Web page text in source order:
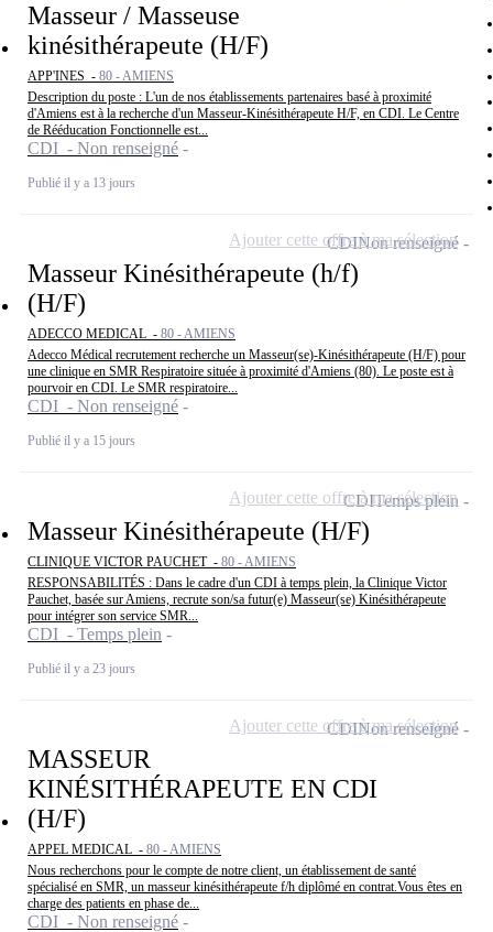
Masseur / Masseuse
kinésithérapeute (H/F)
APP'INES - 80 - AMIENS
Description du poste : L'un de nos établissements partenaires basé à proximité
d'Amiens est à la recherche d'un Masseur-Kinésithérapeute H/F, en CDI. Le Centre
de Rééducation Fonctionnelle est...
CDI - Non renseigné
Publié il y a 13 jours
Masseur Kinésithérapeute (h/f)
(H/F)
ADECCO MEDICAL - 80 - AMIENS
Adecco Médical recrutement recherche un Masseur(se)-Kinésithérapeute (H/F) pour
une clinique en SMR Respiratoire située à proximité d'Amiens (80). Le poste est à
pourvoir en CDI. Le SMR respiratoire...
CDI - Non renseigné
Publié il y a 15 jours
CDINon renseigné
Ajouter cette offre à ma sélection
Masseur Kinésithérapeute (H/F)
CLINIQUE VICTOR PAUCHET - 80 - AMIENS
RESPONSABILITÉS : Dans le cadre d'un CDI à temps plein, la Clinique Victor
Pauchet, basée sur Amiens, recrute son/sa futur(e) Masseur(se) Kinésithérapeute
pour intégrer son service SMR...
CDI - Temps plein
Publié il y a 23 jours
CDITemps plein
Ajouter cette offre à ma sélection
MASSEUR
KINÉSITHÉRAPEUTE EN CDI
(H/F)
APPEL MEDICAL - 80 - AMIENS
Nous recherchons pour le compte de notre client, un établissement de santé
spécialisé en SMR, un masseur kinésithérapeute f/h diplômé en contrat.Vous êtes en
charge des patients en phase de...
CDI - Non renseigné
CDINon renseigné
Ajouter cette offre à ma sélection